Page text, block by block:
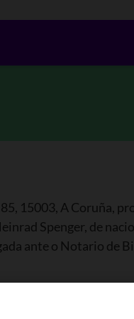
15003, A Coruña,
Spenger, de
ante o Notario de
do enderezo de